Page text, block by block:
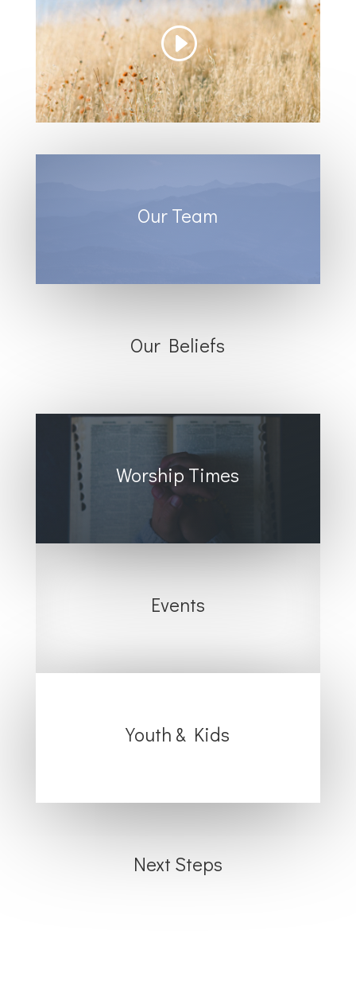
Our Team
Our Beliefs
Worship Times
Events
Youth & Kids
Next Steps